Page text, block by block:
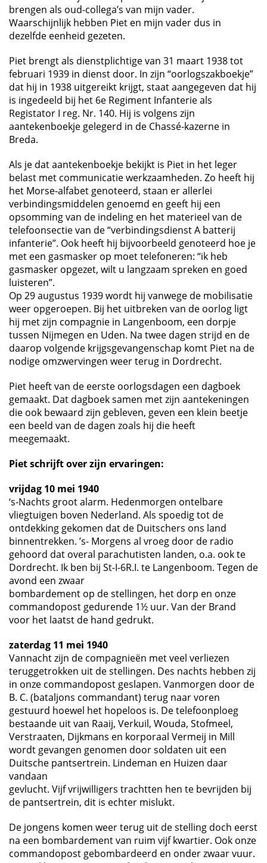
brengen als oud-collega’s van mijn vader.
Waarschijnlijk hebben Piet en mijn vader dus in
dezelfde eenheid gezeten.
Piet brengt als dienstplichtige van 31 maart 1938 tot
februari 1939 in dienst door. In zijn “oorlogszakboekje”
dat hij in 1938 uitgereikt krijgt, staat aangegeven dat hij
is ingedeeld bij het 6e Regiment Infanterie als
Registator I reg. Nr. 140. Hij is volgens zijn
aantekenboekje gelegerd in de Chassé-kazerne in
Breda.
Als je dat aantekenboekje bekijkt is Piet in het leger
belast met communicatie werkzaamheden. Zo heeft hij
het Morse-alfabet genoteerd, staan er allerlei
verbindingsmiddelen genoemd en geeft hij een
opsomming van de indeling en het materieel van de
telefoonsectie van de “verbindingsdienst A batterij
infanterie”. Ook heeft hij bijvoorbeeld genoteerd hoe je
met een gasmasker op moet telefoneren: “ik heb
gasmasker opgezet, wilt u langzaam spreken en goed
luisteren”.
Op 29 augustus 1939 wordt hij vanwege de mobilisatie
weer opgeroepen. Bij het uitbreken van de oorlog ligt
hij met zijn compagnie in Langenboom, een dorpje
tussen Nijmegen en Uden. Na twee dagen strijd en de
daarop volgende krijgsgevangenschap komt Piet na de
nodige omzwervingen weer terug in Dordrecht.
Piet heeft van de eerste oorlogsdagen een dagboek
gemaakt. Dat dagboek samen met zijn aantekeningen
die ook bewaard zijn gebleven, geven een klein beetje
een beeld van de dagen zoals hij die heeft
meegemaakt.
Piet schrijft over zijn ervaringen:
vrijdag 10 mei 1940
‘s-Nachts groot alarm. Hedenmorgen ontelbare
vliegtuigen boven Nederland. Als spoedig tot de
ontdekking gekomen dat de Duitschers ons land
binnentrekken. ’s- Morgens al vroeg door de radio
gehoord dat overal parachutisten landen, o.a. ook te
Dordrecht. Ik ben bij St-I-6R.I. te Langenboom. Tegen de
avond een zwaar
bombardement op de stellingen, het dorp en onze
commandopost gedurende 1½ uur. Van der Brand
voor het laatst de hand gedrukt.
zaterdag 11 mei 1940
Vannacht zijn de compagnieën met veel verliezen
teruggetrokken uit de stellingen. Des nachts hebben zij
in onze commandopost geslapen. Vanmorgen door de
B. C. (bataljons commandant) terug naar voren
gestuurd hoewel het hopeloos is. De telefoonploeg
bestaande uit van Raaij, Verkuil, Wouda, Stofmeel,
Verstraaten, Dijkmans en korporaal Vermeij in Mill
wordt gevangen genomen door soldaten uit een
Duitsche pantsertrein. Lindeman en Huizen daar
vandaan
gevlucht. Vijf vrijwilligers trachtten hen te bevrijden bij
de pantsertrein, dit is echter mislukt.
De jongens komen weer terug uit de stelling doch eerst
na een bombardement van ruim vijf kwartier. Ook onze
commandopost gebombardeerd en onder zwaar vuur.